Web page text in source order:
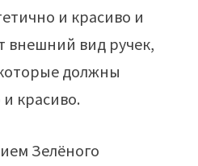
и красиво и
внешний вид ручек,
должны
красиво.
Зелёного